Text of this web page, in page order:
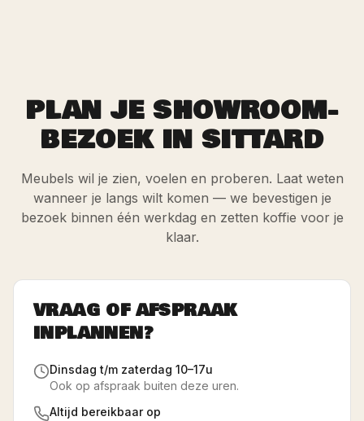
PLAN JE SHOWROOM-
BEZOEK IN SITTARD
Meubels wil je zien, voelen en proberen. Laat weten
wanneer je langs wilt komen — we bevestigen je
bezoek binnen één werkdag en zetten koffie voor je
klaar.
VRAAG OF AFSPRAAK
INPLANNEN?
Dinsdag t/m zaterdag 10–17u
Ook op afspraak buiten deze uren.
Altijd bereikbaar op